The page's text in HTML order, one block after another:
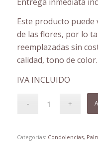
Este producto
de las flores, por lo
reemplazadas sin
calidad, tono de color.
IVA INCLUIDO
Categorías: Condolencias,